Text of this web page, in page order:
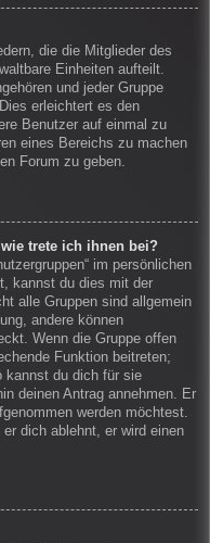
die die Mitglieder des
Einheiten aufteilt.
und jeder Gruppe
erleichtert es den
Benutzer auf einmal zu
eines Bereichs zu machen
Forum zu geben.
trete ich ihnen bei?
im persönlichen
kannst du dies mit der
alle Gruppen sind allgemein
andere können
Wenn die Gruppe offen
Funktion beitreten;
kannst du dich für sie
deinen Antrag annehmen. Er
werden möchtest.
dich ablehnt, er wird einen